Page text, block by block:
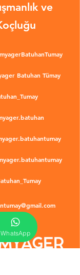
ve
Batuhan Tümay
WhatsApp